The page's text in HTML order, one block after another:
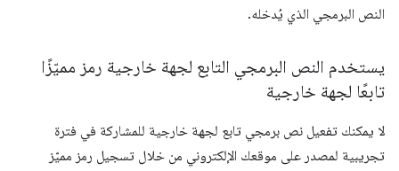
النص البرمجي الذي يُدخله.
يستخدم النص البرمجي التابع لجهة خارجية رمز مميّزًا
تابعًا لجهة خارجية
لا يمكنك تفعيل نص برمجي تابع لجهة خارجية للمشاركة في فترة
تجريبية لمصدر على موقعك الإلكتروني من خلال تسجيل رمز مميّز